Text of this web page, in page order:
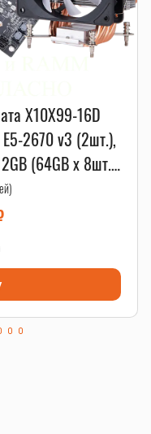
X10X99-16D
2670 v3 (2шт.),
(64GB x 8шт.),